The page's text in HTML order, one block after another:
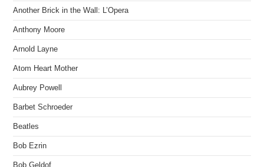
Another Brick in the Wall: L’Opera
Anthony Moore
Arnold Layne
Atom Heart Mother
Aubrey Powell
Barbet Schroeder
Beatles
Bob Ezrin
Bob Geldof